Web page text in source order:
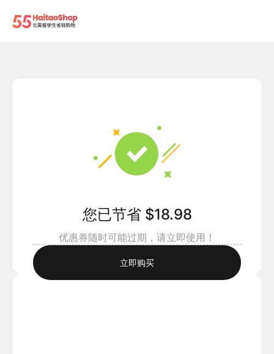
您已节省 $18.98
优惠券随时可能过期，请立即使用！
立即购买